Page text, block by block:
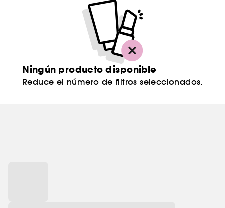
Ningún producto disponible
Reduce el número de filtros seleccionados.